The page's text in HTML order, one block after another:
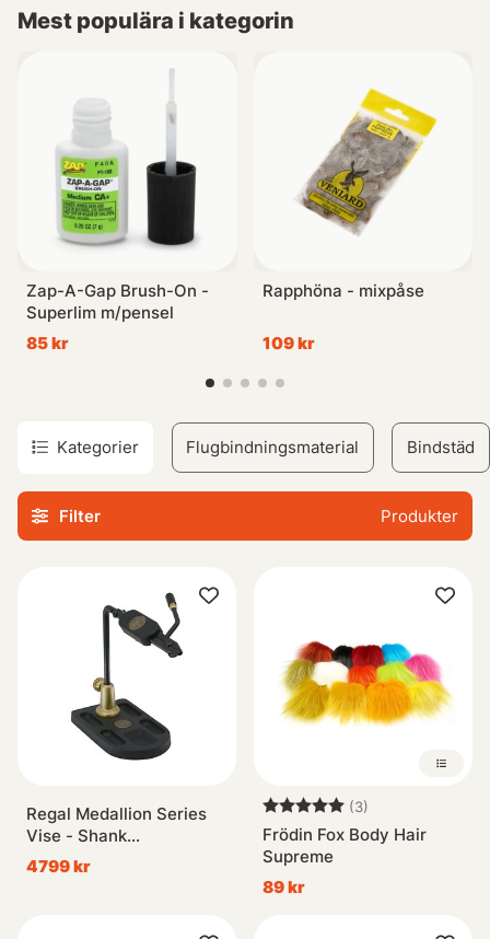
svårt att hålla alla typer av flugbindningsmaterial. Vi på
kunna erbjuda något för nästan alla flugbindare.
Vi har valt att fokusera vår flugbindning på framför allt
havsöring- och gäddflugbindning.
Men vi strävar efter att det även ska finnas
nymfer och laxflugor.
Om du upplever att vi saknar något flugbindningsmaterial i
vårt sortiment, så tveka inte att höra av dig via telefon eller
Mest populära i kategorin
Zap-A-Gap Brush-On -
Superlim m/pensel
85 kr
Rapphöna - mixpåse
109 kr
Kategorier Flugbindningsmaterial Bindstäd
Filter Produkter
Regal Medallion Series
Vise - Shank
Jaws/Aluminum Pocket
Base
4799 kr
Betyg: (3)
Frödin Fox Body Hair
Supreme
89 kr